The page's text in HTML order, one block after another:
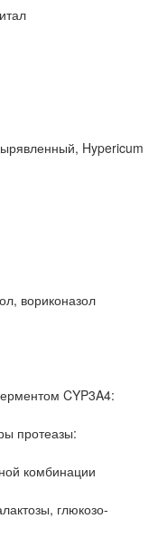
Hypericum
вориконазол
CYP3A4:
протеазы:
комбинации
глюкозо-